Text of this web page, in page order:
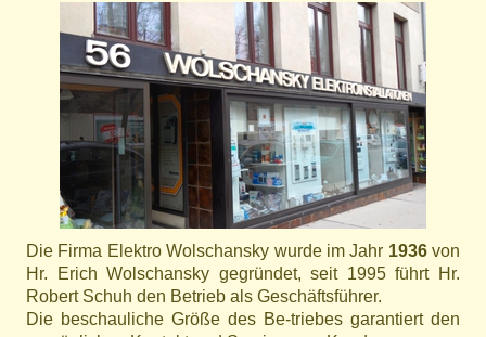
Die Firma Elektro Wolschansky wurde im Jahr 1936von
Hr. Erich Wolschansky gegründet, seit 1995 führt Hr.
Robert Schuh den Betrieb als Geschäftsführer.
Die beschauliche Größe des Be-triebes garantiert den